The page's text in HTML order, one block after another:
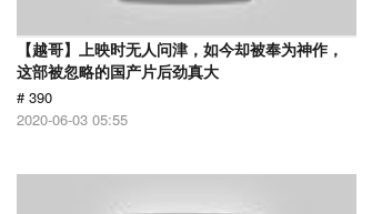
【越哥】上映时无人问津，如今却被奉为神作，
这部被忽略的国产片后劲真大
# 390
2020-06-03 05:55